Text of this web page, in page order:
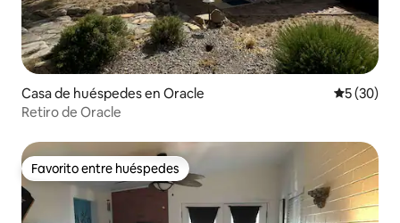
Casa de huéspedes en Oracle
5 (30)
Retiro de Oracle
Favorito entre huéspedes
Favorito entre huéspedes